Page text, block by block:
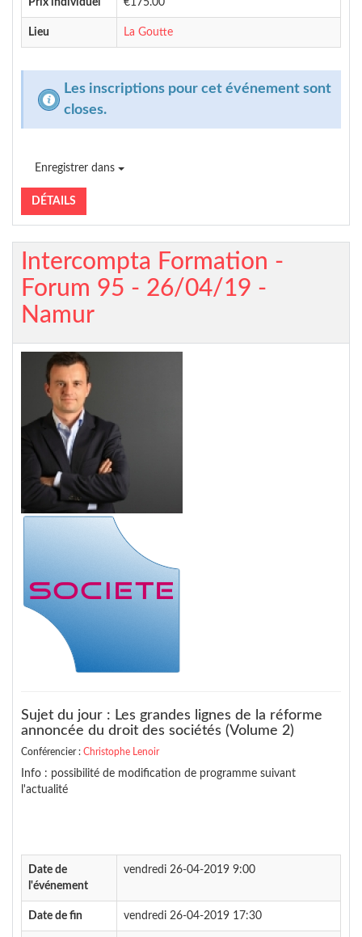
Prix individuel €175.00
Lieu La Goutte
Les inscriptions pour cet événement sont
closes.
Enregistrer dans
DÉTAILS
Intercompta Formation -
Forum 95 - 26/04/19 -
Namur
Sujet du jour : Les grandes lignes de la réforme
annoncée du droit des sociétés (Volume 2)
Conférencier : Christophe Lenoir
Info : possibilité de modification de programme suivant
l'actualité
Date de
l'événement
vendredi 26-04-2019 9:00
Date de fin vendredi 26-04-2019 17:30